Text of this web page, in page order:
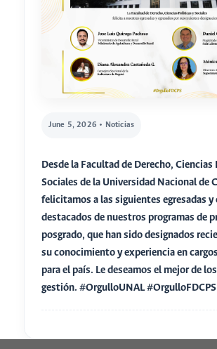
June 5, 2026 • Noticias
Desde la Facultad de Derecho, Ciencias
Sociales de la Universidad Nacional de
felicitamos a las siguientes egresadas y
destacados de nuestros programas de
posgrado, que han sido designados
su conocimiento y experiencia en
para el país. Le deseamos el mejor de
gestión. #OrgulloUNAL #OrgulloFDCPS